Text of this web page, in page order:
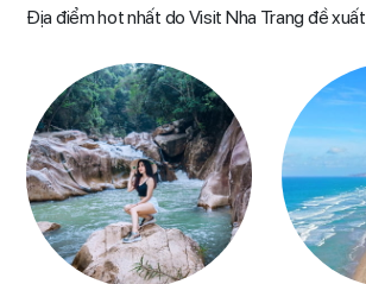
Địa điểm hot nhất do Visit Nha Trang đề xuất